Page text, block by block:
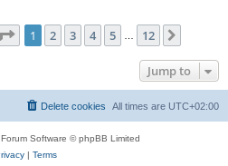
Page 1of 12
1 2 3 4 5 12
Jump to
All times are UTC+02:00
Delete cookies
Software © phpBB Limited
| Terms